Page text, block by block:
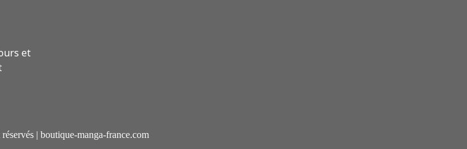
et
| boutique-manga-france.com